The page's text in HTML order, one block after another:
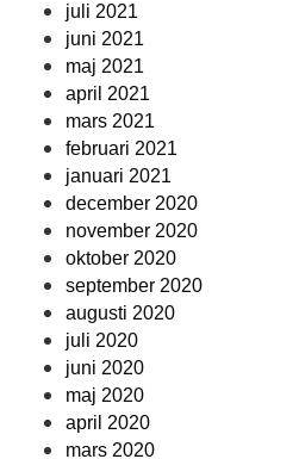
juli 2021
juni 2021
maj 2021
april 2021
mars 2021
februari 2021
januari 2021
december 2020
november 2020
oktober 2020
september 2020
augusti 2020
juli 2020
juni 2020
maj 2020
april 2020
mars 2020